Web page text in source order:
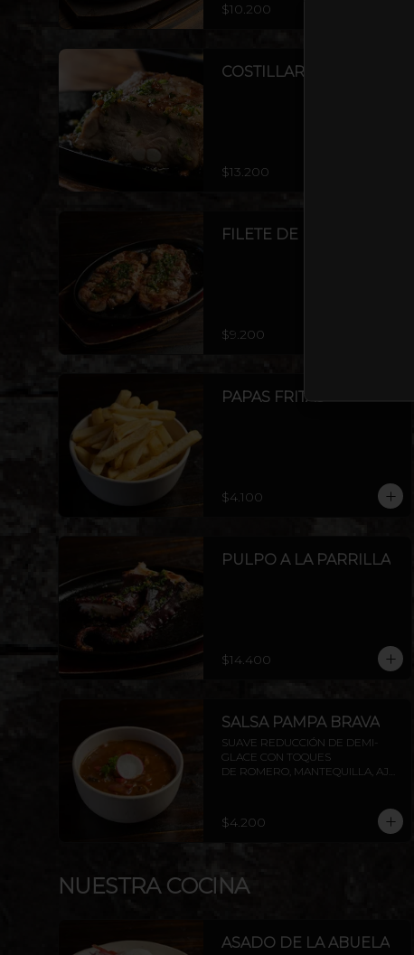
$10.200
COSTILLAR DE CERDO
$13.200
FILETE DE POLLO
$9.200
PAPAS FRITAS
$4.100
PULPO A LA PARRILLA
$14.400
SALSA PAMPA BRAVA
SUAVE REDUCCIÓN DE DEMI-
GLACE CON TOQUES
DE ROMERO, MANTEQUILLA, AJO,
$4.200
NUESTRA COCINA
ASADO DE LA ABUELA